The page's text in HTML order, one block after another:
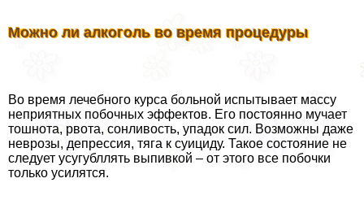
Можно ли алкоголь во время процедуры
Во время лечебного курса больной испытывает массу
неприятных побочных эффектов. Его постоянно мучает
тошнота, рвота, сонливость, упадок сил. Возможны даже
неврозы, депрессия, тяга к суициду. Такое состояние не
следует усугубллять выпивкой – от этого все побочки
только усилятся.